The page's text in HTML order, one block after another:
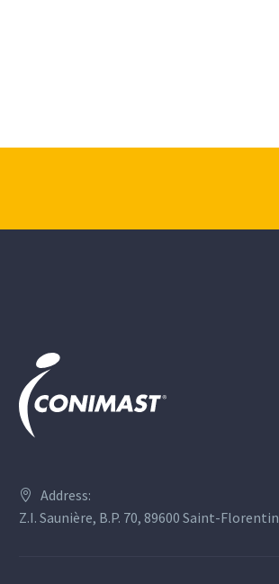
Address:
Z.I. Saunière, B.P. 70, 89600 Saint-Florentin